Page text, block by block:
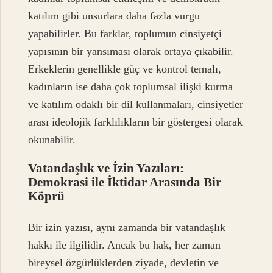
katılım gibi unsurlara daha fazla vurgu
yapabilirler. Bu farklar, toplumun cinsiyetçi
yapısının bir yansıması olarak ortaya çıkabilir.
Erkeklerin genellikle güç ve kontrol temalı,
kadınların ise daha çok toplumsal ilişki kurma
ve katılım odaklı bir dil kullanmaları, cinsiyetler
arası ideolojik farklılıkların bir göstergesi olarak
okunabilir.
Vatandaşlık ve İzin Yazıları:
Demokrasi ile İktidar Arasında Bir
Köprü
Bir izin yazısı, aynı zamanda bir vatandaşlık
hakkı ile ilgilidir. Ancak bu hak, her zaman
bireysel özgürlüklerden ziyade, devletin ve